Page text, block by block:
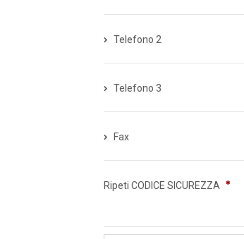
Telefono 2
Telefono 3
Fax
Ripeti CODICE SICUREZZA